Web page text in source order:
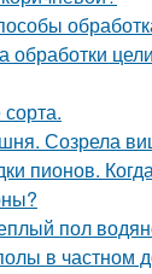
Созрела
пионов.
пол
в частном